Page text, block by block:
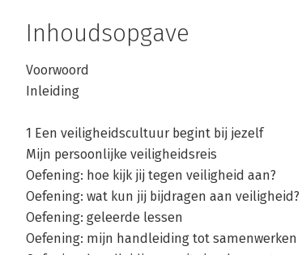
Inhoudsopgave
Voorwoord
Inleiding
1 Een veiligheidscultuur begint bij jezelf
Mijn persoonlijke veiligheidsreis
Oefening: hoe kijk jij tegen veiligheid aan?
Oefening: wat kun jij bijdragen aan veiligheid?
Oefening: geleerde lessen
Oefening: mijn handleiding tot samenwerken